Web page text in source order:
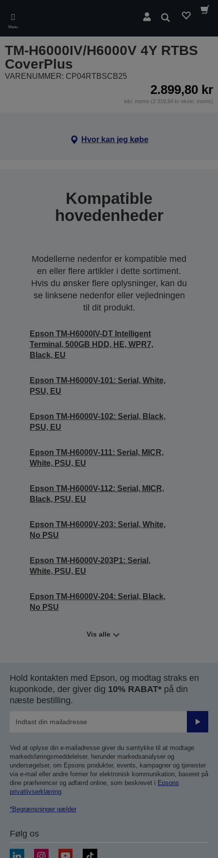
main
content
Menu
Søg
TM-H6000IV/H6000V 4Y RTBS
CoverPlus
VARENUMMER: CP04RTBSCB25
2.899,80 kr
inkl. moms (2.319,84 kr ekskl. moms)
Hvor kan jeg købe
Kompatible
hovedenheder
Modellerne nedenfor er kompatible med
en eller flere artikler i dette sortiment.
Hvis du ønsker flere oplysninger, kan du
se linksene nedenfor eller vejledningen
til dit produkt.
Epson TM-H6000IV-DT Intelligent
Terminal, 500GB HDD, HE, WPR7,
Black, EU
Epson TM-H6000V-101: Serial, White,
PSU, EU
Epson TM-H6000V-102: Serial, Black,
PSU, EU
Epson TM-H6000V-111: Serial, MICR,
White, PSU, EU
Epson TM-H6000V-112: Serial, MICR,
Black, PSU, EU
Epson TM-H6000V-203: Serial, White,
No PSU
Epson TM-H6000V-203P1: Serial,
White, PSU, EU
Epson TM-H6000V-204: Serial, Black,
No PSU
Vis alle
Hold kontakten med Epson, og modtag straks en
kuponkode, der giver dig 10% RABAT* på din
næste bestilling.
Send
Ved at oplyse din e-mailadresse giver du samtykke til at modtage
markedsføringsmeddelelser, herunder markedsanalyser og
undersøgelser, om Epsons produkter, events, kampagner og tjenester
via e-mail eller andre former for elektronisk kommunikation, baseret på
dine præferencer og adfærd online, som beskrevet i Epsons
privatlivserklæring.
*Begrænsninger gælder
Følg os